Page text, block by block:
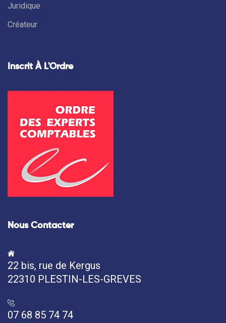
Juridique
Créateur
Inscrit À L'Ordre
Nous Contacter
22 bis, rue de Kergus
22310 PLESTIN-LES-GREVES
07 68 85 74 74